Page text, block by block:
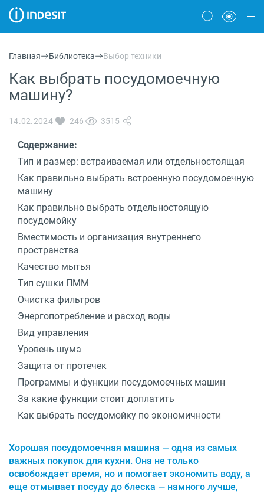
Морозильные камеры
Стиральные и сушильные машины
Посудомоечные машины
Плиты
Духовые шкафы
Вытяжки
Варочные панели
Микроволновые печи
О бренде
Технологии
Сервис
Вопрос-ответ
Библиотека
8 800 3333 887
Главная Библиотека Выбор техники
Как выбрать посудомоечную
машину?
14.02.2024 246 3515
Содержание:
Тип и размер: встраиваемая или отдельностоящая
Как правильно выбрать встроенную посудомоечную
машину
Как правильно выбрать отдельностоящую
посудомойку
Вместимость и организация внутреннего
пространства
Качество мытья
Тип сушки ПММ
Очистка фильтров
Энергопотребление и расход воды
Вид управления
Уровень шума
Защита от протечек
Программы и функции посудомоечных машин
За какие функции стоит доплатить
Как выбрать посудомойку по экономичности
Хорошая посудомоечная машина — одна из самых
важных покупок для кухни. Она не только
освобождает время, но и помогает экономить воду, а
еще отмывает посуду до блеска — намного лучше,